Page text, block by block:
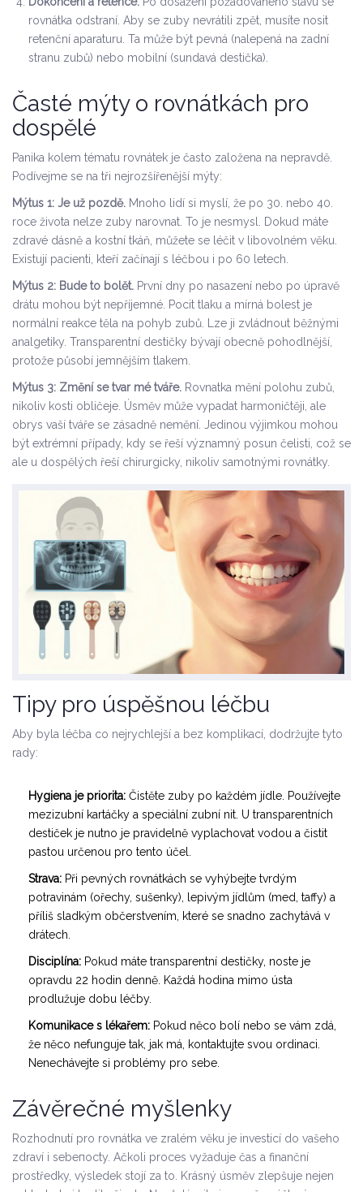
rovnátka odstraní. Aby se zuby nevrátili zpět, musíte nosit
retenční aparaturu. Ta může být pevná (nalepená na zadní
stranu zubů) nebo mobilní (sundavá destička).
Časté mýty o rovnátkách pro
dospělé
Panika kolem tématu rovnátek je často založena na nepravdě.
Podívejme se na tři nejrozšířenější mýty:
Mýtus 1: Je už pozdě. Mnoho lidí si myslí, že po 30. nebo 40.
roce života nelze zuby narovnat. To je nesmysl. Dokud máte
zdravé dásně a kostní tkáň, můžete se léčit v libovolném věku.
Existují pacienti, kteří začínají s léčbou i po 60 letech.
Mýtus 2: Bude to bolět. První dny po nasazení nebo po úpravě
drátu mohou být nepříjemné. Pocit tlaku a mírná bolest je
normální reakce těla na pohyb zubů. Lze ji zvládnout běžnými
analgetiky. Transparentní destičky bývají obecně pohodlnější,
protože působí jemnějším tlakem.
Mýtus 3: Změní se tvar mé tváře. Rovnatka mění polohu zubů,
nikoliv kosti obličeje. Úsměv může vypadat harmoničtěji, ale
obrys vaší tváře se zásadně nemění. Jedinou výjimkou mohou
být extrémní případy, kdy se řeší významný posun čelisti, což se
ale u dospělých řeší chirurgicky, nikoliv samotnými rovnátky.
Tipy pro úspěšnou léčbu
Aby byla léčba co nejrychlejší a bez komplikací, dodržujte tyto
rady:
Hygiena je priorita: Čistěte zuby po každém jídle. Používejte
mezizubní kartáčky a speciální zubní nit. U transparentních
destiček je nutno je pravidelně vyplachovat vodou a čistit
pastou určenou pro tento účel.
Strava: Při pevných rovnátkách se vyhýbejte tvrdým
potravinám (ořechy, sušenky), lepivým jídlům (med, taffy) a
příliš sladkým občerstvením, které se snadno zachytává v
drátech.
Disciplína: Pokud máte transparentní destičky, noste je
opravdu 22 hodin denně. Každá hodina mimo ústa
prodlužuje dobu léčby.
Komunikace s lékařem: Pokud něco bolí nebo se vám zdá,
že něco nefunguje tak, jak má, kontaktujte svou ordinaci.
Nenechávejte si problémy pro sebe.
Závěrečné myšlenky
Rozhodnutí pro rovnátka ve zralém věku je investicí do vašeho
zdraví i sebепоcty. Ačkoli proces vyžaduje čas a finanční
prostředky, výsledek stojí za to. Krásný úsměv zlepšuje nejen